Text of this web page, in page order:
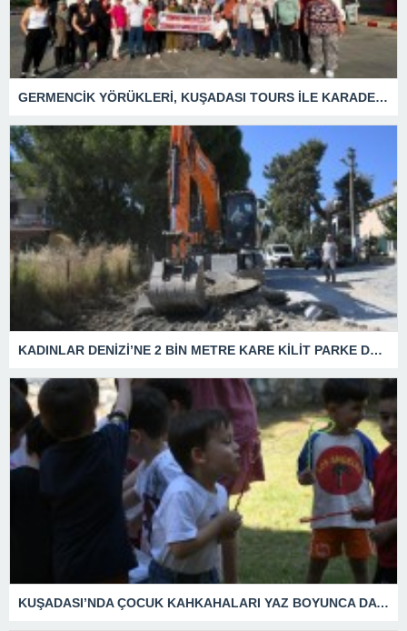
GERMENCİK YÖRÜKLERİ, KUŞADASI TOURS İLE KARADENİZ TURUNA ÇIKTI
KADINLAR DENİZİ’NE 2 BİN METRE KARE KİLİT PARKE DÖŞEMESİ
KUŞADASI’NDA ÇOCUK KAHKAHALARI YAZ BOYUNCA DA DEVAM EDECEK